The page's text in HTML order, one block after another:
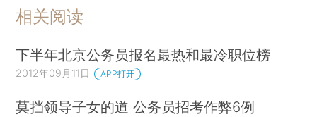
相关阅读
下半年北京公务员报名最热和最冷职位榜
2012年09月11日 APP打开
莫挡领导子女的道 公务员招考作弊6例